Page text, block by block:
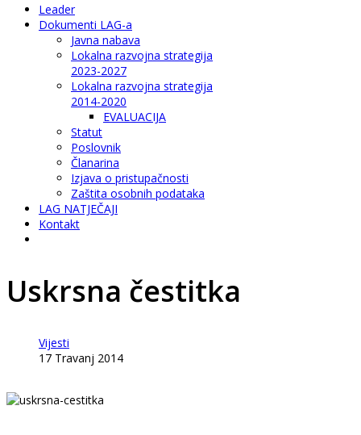
Leader
Dokumenti LAG-a
Javna nabava
Lokalna razvojna strategija
2023-2027
Lokalna razvojna strategija
2014-2020
EVALUACIJA
Statut
Poslovnik
Članarina
Izjava o pristupačnosti
Zaštita osobnih podataka
LAG NATJEČAJI
Kontakt
Uskrsna čestitka
Vijesti
17 Travanj 2014